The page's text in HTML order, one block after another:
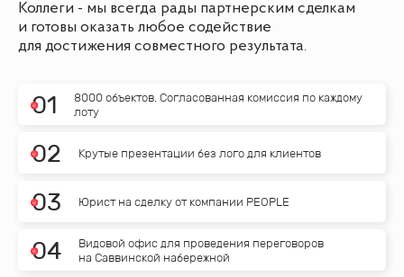
Коллеги - мы всегда рады партнерским сделкам
и готовы оказать любое содействие
для достижения совместного результата.
01
8000 объектов. Согласованная комиссия по каждому
лоту
02 Крутые презентации без лого для клиентов
03 Юрист на сделку от компании PEOPLE
04
Видовой офис для проведения переговоров
на Саввинской набережной